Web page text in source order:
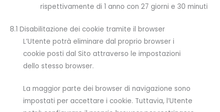
rispettivamente di 1 anno con 27 giorni e 30 minuti
8.1 Disabilitazione dei cookie tramite il browser
L’Utente potrà eliminare dal proprio browser i
cookie posti dal Sito attraverso le impostazioni
dello stesso browser.
La maggior parte dei browser di navigazione sono
impostati per accettare i cookie. Tuttavia, l’Utente